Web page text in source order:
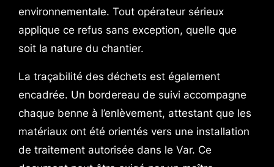
environnementale. Tout opérateur sérieux
applique ce refus sans exception, quelle que
soit la nature du chantier.
La traçabilité des déchets est également
encadrée. Un bordereau de suivi accompagne
chaque benne à l’enlèvement, attestant que les
matériaux ont été orientés vers une installation
de traitement autorisée dans le Var. Ce